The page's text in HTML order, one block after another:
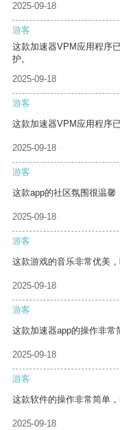
2025-09-18
游客
这款加速器VPM应用程序
护。
2025-09-18
游客
这款加速器VPM应用程序
2025-09-18
游客
这款app的社区氛围很温馨
2025-09-18
游客
这款游戏的音乐非常优美，
2025-09-18
游客
这款加速器app的操作非常
2025-09-18
游客
这款软件的操作非常简单
2025-09-18